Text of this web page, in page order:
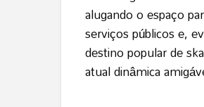
alugando o espaço
serviços públicos e,
destino popular de
atual dinâmica